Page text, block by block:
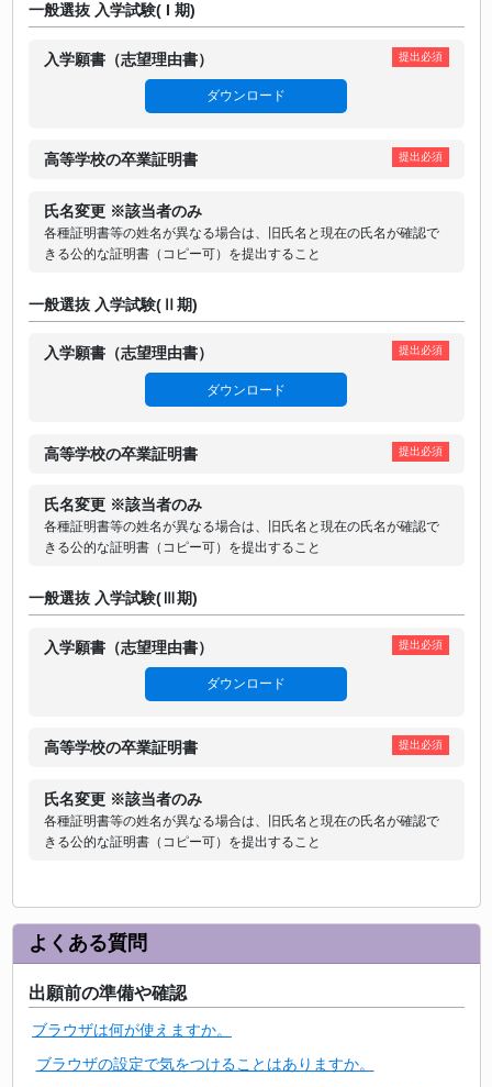
一般選抜 入学試験( I 期)
入学願書（志望理由書） 提出必須
ダウンロード
高等学校の卒業証明書 提出必須
氏名変更 ※該当者のみ
各種証明書等の姓名が異なる場合は、旧氏名と現在の氏名が確認で
きる公的な証明書（コピー可）を提出すること
一般選抜 入学試験(Ⅱ期)
入学願書（志望理由書） 提出必須
ダウンロード
高等学校の卒業証明書 提出必須
氏名変更 ※該当者のみ
各種証明書等の姓名が異なる場合は、旧氏名と現在の氏名が確認で
きる公的な証明書（コピー可）を提出すること
一般選抜 入学試験(Ⅲ期)
入学願書（志望理由書） 提出必須
ダウンロード
高等学校の卒業証明書 提出必須
氏名変更 ※該当者のみ
各種証明書等の姓名が異なる場合は、旧氏名と現在の氏名が確認で
きる公的な証明書（コピー可）を提出すること
よくある質問
出願前の準備や確認
ブラウザは何が使えますか。
ブラウザの設定で気をつけることはありますか。